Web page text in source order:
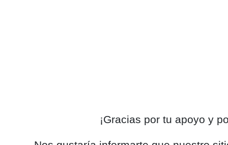
¡Gracias por tu apoyo y